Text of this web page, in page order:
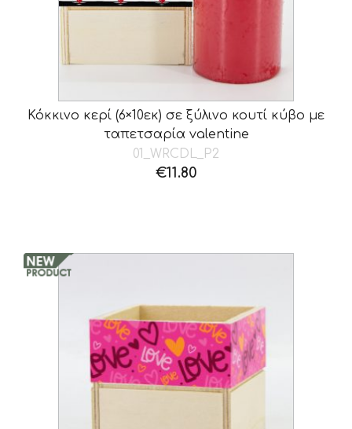
Κόκκινο κερί (6×10εκ) σε ξύλινο κουτί κύβο με
ταπετσαρία valentine
01_WRCDL_P2
€11.80